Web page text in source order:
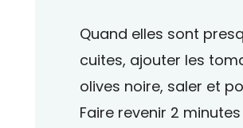
Quand elles sont
cuites, ajouter les
olives noire, saler et
Faire revenir 2